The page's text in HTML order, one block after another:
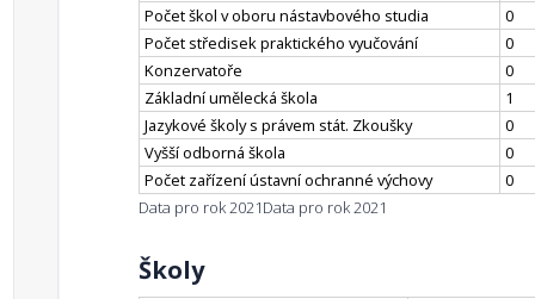
Počet škol v oboru nástavbového studia
0
Počet středisek praktického vyučování
0
Konzervatoře
0
Základní umělecká škola
1
Jazykové školy s právem stát. Zkoušky
0
Vyšší odborná škola
0
Počet zařízení ústavní ochranné výchovy
0
Data pro rok 2021Data pro rok 2021
Školy